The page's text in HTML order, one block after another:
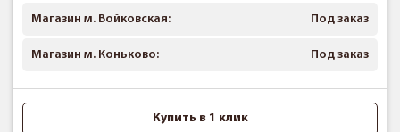
Магазин м. Войковская: Под заказ
Магазин м. Коньково: Под заказ
Купить в 1 клик